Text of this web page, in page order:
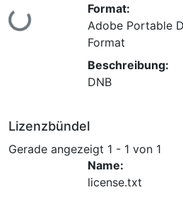
Lade...
Format:
Adobe Portable
Format
Beschreibung:
DNB
Lizenzbündel
Gerade angezeigt 1 - 1 von 1
Name:
license.txt